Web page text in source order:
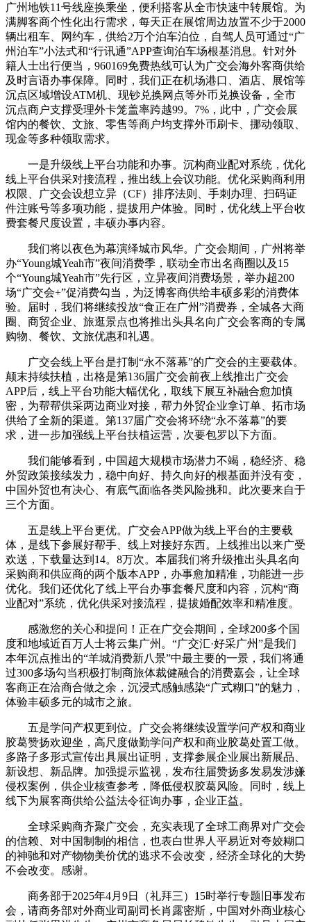
广州地铁11号线座换乘坐，便利搭客从全市快速中转展馆。为
满脚客商个性化出行需求，每天正在展馆周边放置不少于2000
辆出租车、网约车，供给2万个泊车泊位，自驾人员可通过“广
州泊车”小法式和“行讯通”APP查询泊车场根基消息。针对外
籍人士出行便当，960169免费热线可认为广交会海外客商供给
及时言语办事保障。同时，我们正在机场港口、酒店、展馆等
沉点区域增设ATM机、现钞兑换网点等外币兑换设备，全市
沉点商户支撑受理外卡笼盖率跨越99。7%，此中，广交会展
馆内的餐饮、文旅、零售等商户均支撑外币刷卡、挪动领取、
现金等多种领取需求。
一是升级线上平台功能和办事。沉构商业配对系统，优化
线上平台供采对接流程，推出线上会议功能。优化采购商利用
权限、广交会设想立异（CF）排序法则、手刺办理、扫码证
件注账号等多项功能，提拔用户体验。同时，优化线上平台收
费套餐尺度设置，丰硕办事内容。
我们将以夜色为幕演绎城市风华。广交会期间，广州将举
办“Young城Yeah市”夜间消费季，联动全市出名商圈以及15
个“Young城Yeah市”先行区，立异夜间消费场景，举办超200
场“广交会+”促消费勾当，为泛博客商供给丰硕多彩的消费体
验。届时，我们将继续投放“食正在广州”消费券，全城各大商
圈、商贸企业、旅逛景点也将推出头具名向广交会客商的专属
购物、餐饮、文旅优惠和礼遇。
广交会线上平台是打制“永不落幕”的广交会的主要载体。
颠末持续扶植，出格是第136届广交会前夜上线推出广交会
APP后，线上平台功能大幅优化，取线下展互补融合愈加慎
密，为帮帮供采两边商业对接，帮力外贸企业拿订单、拓市场
供给了全新的渠道。第137届广交会将环绕“永不落幕”的要
求，进一步加强线上平台扶植运营，次要包罗以下方面。
我们能够看到，中国超大规模市场潜力不竭，稳经济、稳
外贸政策接续发力，稳中向好、持久向好的根基面并没有变，
中国外贸也有决心、有底气面临各类风险挑和。此次要来自于
三个方面。
五是线上平台更优。广交会APP做为线上平台的主要载
体，是线下参展好帮手、线上对接好东西。上线推出以来广受
欢送，下载量达到14。8万次。本届我们将升级推出头具名向
采购商和供应商的两个版本APP，办事愈加精准，功能进一步
优化。我们还优化了线上平台办事套餐尺度和内容，沉构“商
业配对”系统，优化供采对接流程，提拔婚配效率和精准度。
感激您的关心和提问！正在广交会期间，全球200多个国
度和地域近百万人士将云集广州。“广交汇·好采广州”是我们
本年沉点推出的“羊城消费新八景”中最主要的一景，我们将通
过300多场勾当积极打制商旅体裁健融合的消费嘉会，让全球
客商正在洽商合做之余，沉浸式感触感染“广式糊口”的魅力，
体验丰硕多元的城市之旅。
五是学问产权更到位。广交会将继续设置学问产权和商业
胶葛赞扬欢迎坐，高尺度做勤学问产权和商业胶葛处置工做。
多路子多形式宣传出具展出证明，支撑参展企业展出新展品、
新设想、新品牌。加强提示监视，发布往届赞扬多发易发涉嫌
侵权案例，供企业核查参考，降低侵权胶葛风险。同时，线上
线下为展客商供给公益法令征询办事，企业正益。
全球采购商齐聚广交会，充实表现了全球工商界对广交会
的信赖、对中国制制的相信，也表白世界人平易近对夸姣糊口
的神驰和对产物物美价优的逃求不会改变，经济全球化的大势
不会改变。感谢。
商务部于2025年4月9日（礼拜三）15时举行专题旧事发布
会，请商务部对外商业司副司长肖露密斯，中国对外商业核心